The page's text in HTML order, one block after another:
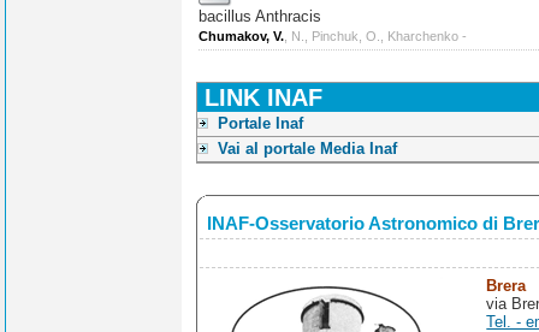
bacillus Anthracis
Chumakov, V. , N., Pinchuk, O., Kharchenko -
LINK INAF
Portale Inaf
Vai al portale Media Inaf
INAF-Osservatorio Astronomico di
Brera
via
Tel. -